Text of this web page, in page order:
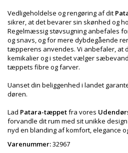
Vedligeholdelse og rengøring af dit
sikrer, at det bevarer sin skønhed og
Regelmæssig støvsugning anbefales
og snavs, og for mere dybdegående
tæpperens anvendes. Vi anbefaler, at
kemikalier og i stedet vælger
tæppets fibre og farver.
Uanset din beliggenhed i landet
døren.
Lad Patara-tæppetfra vores
forvandle dit rum med sit unikke
nyd en blanding af komfort, elegance
Varenummer:32967